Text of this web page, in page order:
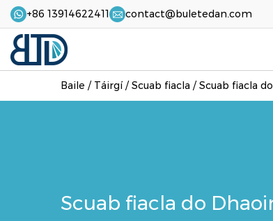
+86 13914622411 contact@buletedan.com
Baile / Táirgí/Scuab fiacla /Scuab fiacla
Scuab fiacla do